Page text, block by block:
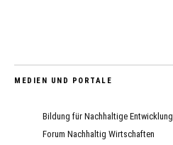
MEDIEN UND PORTALE
Bildung für Nachhaltige Entwicklung
Forum Nachhaltig Wirtschaften